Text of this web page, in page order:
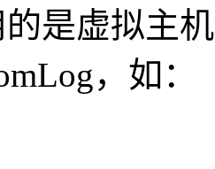
是虚拟主
，如：